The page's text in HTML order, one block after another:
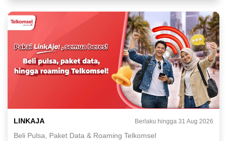
LINKAJA Berlaku hingga 31 Aug 2026
Beli Pulsa, Paket Data & Roaming Telkomsel